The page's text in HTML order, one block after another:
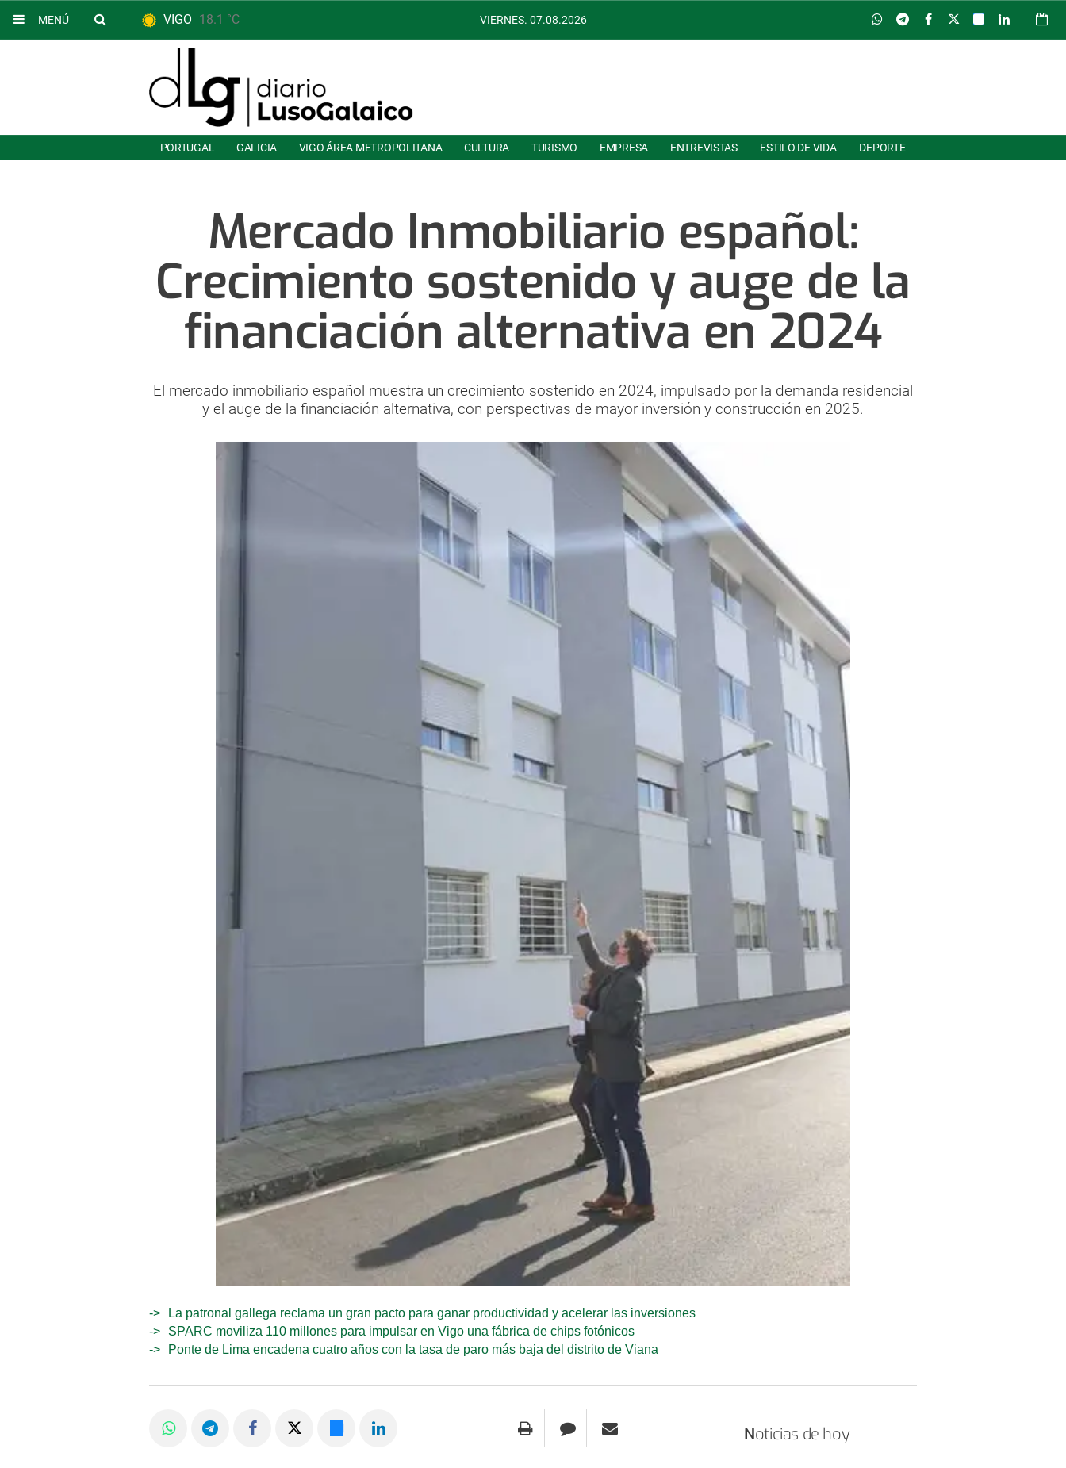
MENÚ VIGO 18.1 °C VIERNES. 07.08.2026
PORTUGAL GALICIA VIGO ÁREA METROPOLITANA CULTURA TURISMO EMPRESA ENTREVISTAS ESTILO DE VIDA DEPORTE
Mercado Inmobiliario español:
Crecimiento sostenido y auge de la
financiación alternativa en 2024
El mercado inmobiliario español muestra un crecimiento sostenido en 2024, impulsado por la demanda residencial
y el auge de la financiación alternativa, con perspectivas de mayor inversión y construcción en 2025.
La patronal gallega reclama un gran pacto para ganar productividad y acelerar las inversiones
SPARC moviliza 110 millones para impulsar en Vigo una fábrica de chips fotónicos
Ponte de Lima encadena cuatro años con la tasa de paro más baja del distrito de Viana
Noticias de hoy